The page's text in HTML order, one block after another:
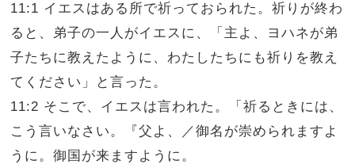
11:1 イエスはある所で祈っておられた。祈りが終わ
ると、弟子の一人がイエスに、「主よ、ヨハネが弟
子たちに教えたように、わたしたちにも祈りを教え
てください」と言った。
11:2 そこで、イエスは言われた。「祈るときには、
こう言いなさい。『父よ、／御名が崇められますよ
うに。御国が来ますように。